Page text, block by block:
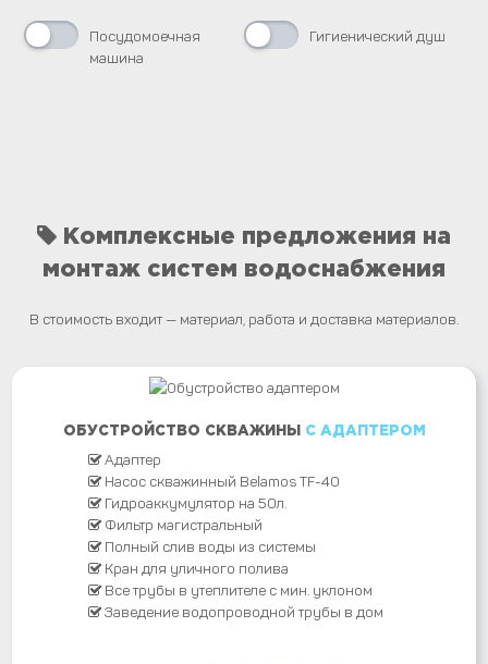
Посудомоечная
машина
Гигиенический душ
Комплексные предложения на
монтаж систем водоснабжения
В стоимость входит — материал, работа и доставка материалов.
ОБУСТРОЙСТВО СКВАЖИНЫ С АДАПТЕРОМ
Адаптер
Насос скважинный Belamos TF-40
Гидроаккумулятор на 50л.
Фильтр магистральный
Полный слив воды из системы
Кран для уличного полива
Все трубы в утеплителе с мин. уклоном
Заведение водопроводной трубы в дом